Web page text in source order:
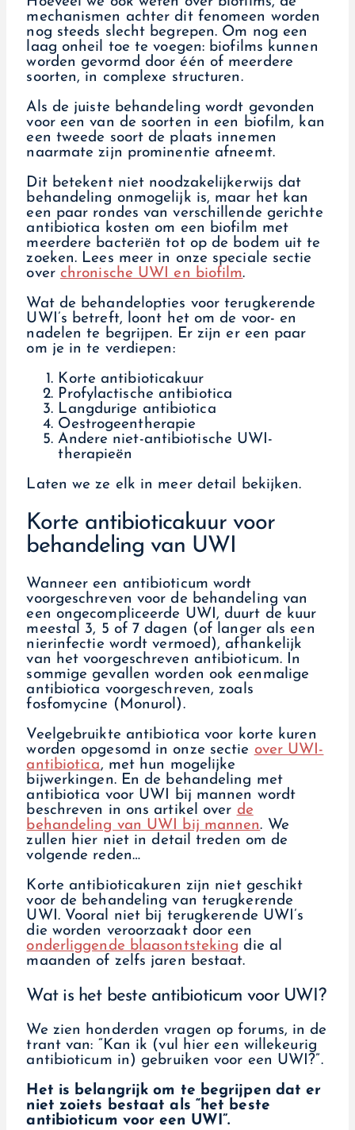
mechanismen achter dit fenomeen worden
nog steeds slecht begrepen. Om nog een
laag onheil toe te voegen: biofilms kunnen
worden gevormd door één of meerdere
soorten, in complexe structuren.
Als de juiste behandeling wordt gevonden
voor een van de soorten in een biofilm, kan
een tweede soort de plaats innemen
naarmate zijn prominentie afneemt.
Dit betekent niet noodzakelijkerwijs dat
behandeling onmogelijk is, maar het kan
een paar rondes van verschillende gerichte
antibiotica kosten om een biofilm met
meerdere bacteriën tot op de bodem uit te
zoeken. Lees meer in onze speciale sectie
over chronische UWI en biofilm.
Wat de behandelopties voor terugkerende
UWI’s betreft, loont het om de voor- en
nadelen te begrijpen. Er zijn er een paar
om je in te verdiepen:
Korte antibioticakuur
Profylactische antibiotica
Langdurige antibiotica
Oestrogeentherapie
Andere niet-antibiotische UWI-
therapieën
Laten we ze elk in meer detail bekijken.
Korte antibioticakuur voor
behandeling van UWI
Wanneer een antibioticum wordt
voorgeschreven voor de behandeling van
een ongecompliceerde UWI, duurt de kuur
meestal 3, 5 of 7 dagen (of langer als een
nierinfectie wordt vermoed), afhankelijk
van het voorgeschreven antibioticum. In
sommige gevallen worden ook eenmalige
antibiotica voorgeschreven, zoals
fosfomycine (Monurol).
Veelgebruikte antibiotica voor korte kuren
worden opgesomd in onze sectie over UWI-
antibiotica, met hun mogelijke
bijwerkingen. En de behandeling met
antibiotica voor UWI bij mannen wordt
beschreven in ons artikel over de
behandeling van UWI bij mannen. We
zullen hier niet in detail treden om de
volgende reden…
Korte antibioticakuren zijn niet geschikt
voor de behandeling van terugkerende
UWI. Vooral niet bij terugkerende UWI’s
die worden veroorzaakt door een
onderliggende blaasontsteking die al
maanden of zelfs jaren bestaat.
Wat is het beste antibioticum voor UWI?
We zien honderden vragen op forums, in de
trant van: “Kan ik (vul hier een willekeurig
antibioticum in) gebruiken voor een UWI?”.
Het is belangrijk om te begrijpen dat er
niet zoiets bestaat als “het beste
antibioticum voor een UWI”.